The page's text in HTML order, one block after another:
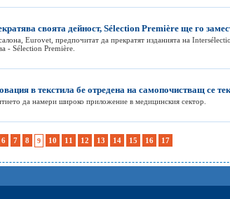
своята дейност, Sélection Première ще го
Eurovet, предпочитат да прекратят изданията на
- Sélection Première.
в текстила бе отредена на самопочистващ се
да намери широко приложение в медицинския сектор.
6 7 8 9 10 11 12 13 14 15 16 17